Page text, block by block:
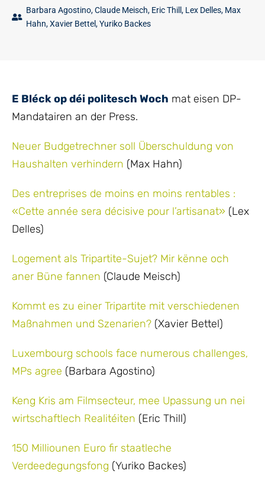
Barbara Agostino,Claude Meisch, Eric Thill , Lex Delles, Max
Hahn,Xavier Bettel,Yuriko Backes
E Bléck op déi politesch Woch mat eisen DP-
Mandatairen an der Press.
Neuer Budgetrechner soll Überschuldung von
Haushalten verhindern (Max Hahn)
Des entreprises de moins en moins rentables :
«Cette année sera décisive pour l’artisanat» (Lex
Delles)
Logement als Tripartite-Sujet? Mir kënne och
aner Büne fannen (Claude Meisch)
Kommt es zu einer Tripartite mit verschiedenen
Maßnahmen und Szenarien? (Xavier Bettel)
Luxembourg schools face numerous challenges,
MPs agree (Barbara Agostino)
Keng Kris am Filmsecteur, mee Upassung un nei
wirtschaftlech Realitéiten (Eric Thill)
150 Milliounen Euro fir staatleche
Verdeedegungsfong (Yuriko Backes)